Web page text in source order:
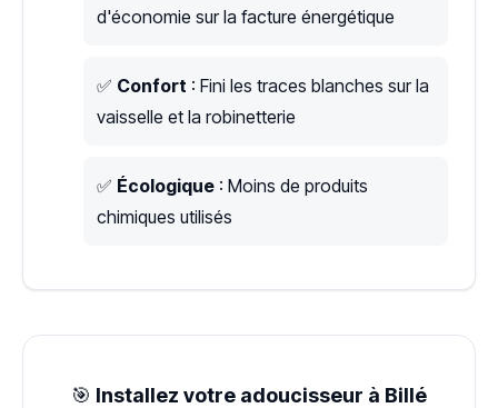
d'économie sur la facture énergétique
✅ Confort : Fini les traces blanches sur la
vaisselle et la robinetterie
✅ Écologique : Moins de produits
chimiques utilisés
🎯 Installez votre adoucisseur à Billé